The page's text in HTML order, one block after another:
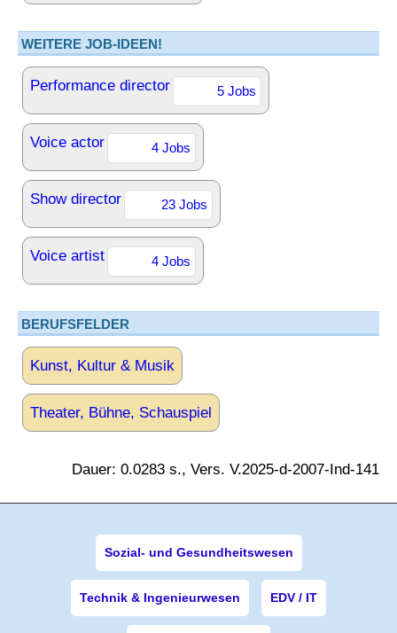
WEITERE JOB-IDEEN!
Performance director 5 Jobs
Voice actor 4 Jobs
Show director 23 Jobs
Voice artist 4 Jobs
BERUFSFELDER
Kunst, Kultur & Musik
Theater, Bühne, Schauspiel
Dauer: 0.0283 s., Vers. V.2025-d-2007-Ind-141
Sozial- und Gesundheitswesen
Technik & Ingenieurwesen EDV / IT